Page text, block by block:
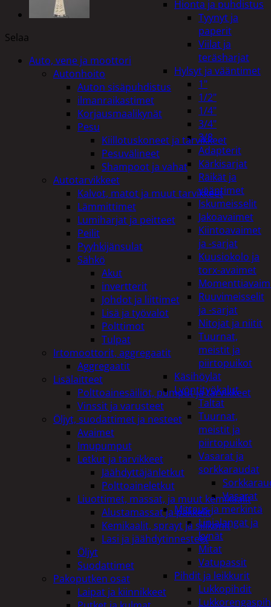
Hionta ja puhdistus
Tyynyt ja
paperit
Viilat ja
teräsharjat
Hylsyt ja vääntimet
1"
1/2"
1/4"
3/4"
3/8
Adapterit
Kärkisarjat
Räikät ja
vääntimet
Iskumeisselit
Jakoavaimet
Kiintoavaimet
ja -sarjat
Kuusiokolo ja
torx-avaimet
Ruuvimeisselit
ja -sarjat
Nitojat ja niitit
Tuurnat,
meistit ja
piirtopuikot
Käsihöylät
Lyöntityökalut
Taltat
Tuurnat,
meistit ja
piirtopuikot
Vasarat ja
sorkkaraudat
Vasarat
Mittaus ja merkintä
Linjalangat ja
kynät
Mitat
Vatupassit
Pihdit ja leikkurit
Lukkopihdit
Selaa
Auto, vene ja moottori
Autonhoito
Auton sisäpuhdistus
ilmanraikastimet
Korjausmaalikynät
Pesu
Kiillotuskoneet ja tarvikkeet
Pesuvälineet
Shampoot ja vahat
Autotarvikkeet
Kalvot, matot ja muut tarvikkeet
Lämmittimet
Lumiharjat ja peitteet
Peilit
Pyyhkijänsulat
Sähkö
Akut
invertterit
Johdot ja liittimet
Lisä ja työvalot
Polttimot
Tulpat
Irtomoottorit, aggregaatit
Aggregaatit
Lisälaitteet
Polttoainesäiliöt, pumput ja tarvikkeet
Vinssit ja varusteet
Öljyt, suodattimet ja nesteet
Avaimet
Imupumput
Letkut ja tarvikkeet
Jäähdyttäjänletkut
Polttoaineletkut
Liuottimet, massat, ja muut kemikaalit
Alustamassat ja pakkelit
Kemikaalit, sprayt ja silikonit
Lasi ja jäähdytinnesteet
Öljyt
Suodattimet
Pakoputken osat
Laipat ja kiinnikkeet